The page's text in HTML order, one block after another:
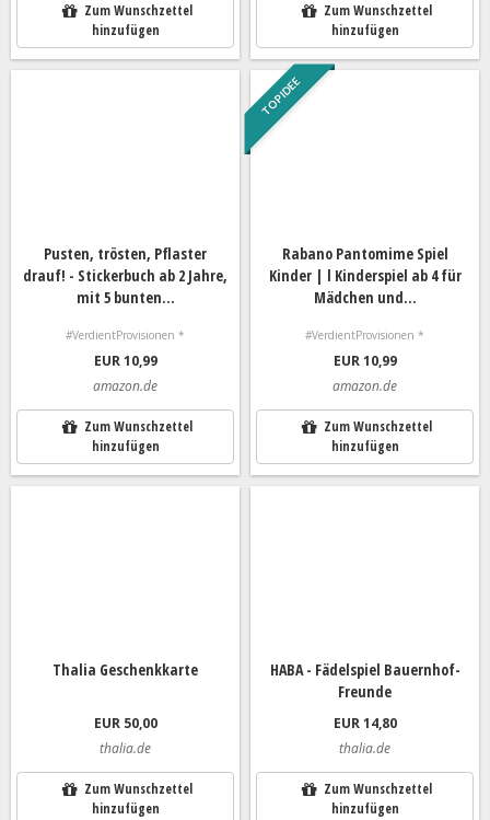
Zum Wunschzettel
hinzufügen
Zum Wunschzettel
hinzufügen
Pusten, trösten, Pflaster
drauf! - Stickerbuch ab 2 Jahre,
mit 5 bunten...
#VerdientProvisionen *
EUR 10,99
amazon.de
Zum Wunschzettel
hinzufügen
TOP IDEE
Rabano Pantomime Spiel
Kinder | l Kinderspiel ab 4 für
Mädchen und...
#VerdientProvisionen *
EUR 10,99
amazon.de
Zum Wunschzettel
hinzufügen
Thalia Geschenkkarte
EUR 50,00
thalia.de
Zum Wunschzettel
hinzufügen
HABA - Fädelspiel Bauernhof-
Freunde
EUR 14,80
thalia.de
Zum Wunschzettel
hinzufügen